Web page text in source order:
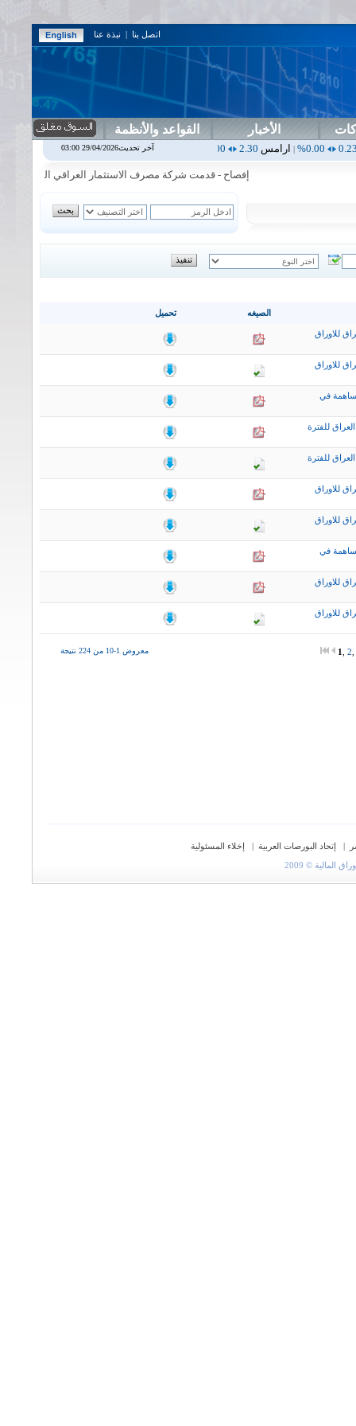
اتصل بنا | نبذة عنا
الأخبار القواعد والأنظمة
|ارامس2.30
|اربيل 0.00 اس بنك0.00
0.00%
إفصاح - قدمت شركة مصرف الاستثمار العراقي البيانات المالية
تحميل الصيغه
للاوراق
للاوراق
في
للفترة
للفترة
للاوراق
للاوراق
في
للاوراق
للاوراق
معروض 1-10 من 224 نتيجة 1 2
| إتحاد البورصات العربية |
إخلاء المسئولية
© 2009